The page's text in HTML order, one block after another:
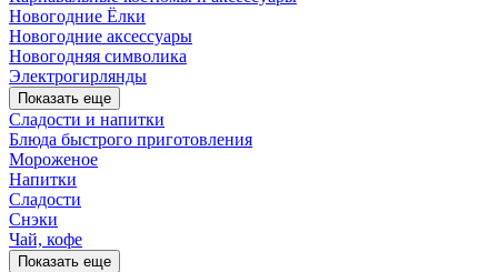
Новогодние Ёлки
Новогодние аксессуары
Новогодняя символика
Электрогирлянды
Показать еще
Сладости и напитки
Блюда быстрого приготовления
Мороженое
Напитки
Сладости
Снэки
Чай, кофе
Показать еще